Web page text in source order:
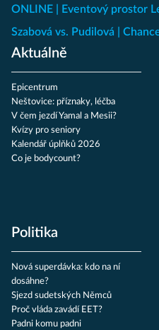
ONLINE
Eventový prostor
Szabová vs. Pudilová
Aktuálně
Epicentrum
Neštovice: příznaky, léčba
V čem jezdí Yamal a Mesii?
Kvízy pro seniory
Kalendář úplňků 2026
Co je bodycount?
Politika
Nová superdávka: kdo na ní
dosáhne?
Sjezd sudetských Němců
Proč vláda zavádí EET?
Padni komu padni